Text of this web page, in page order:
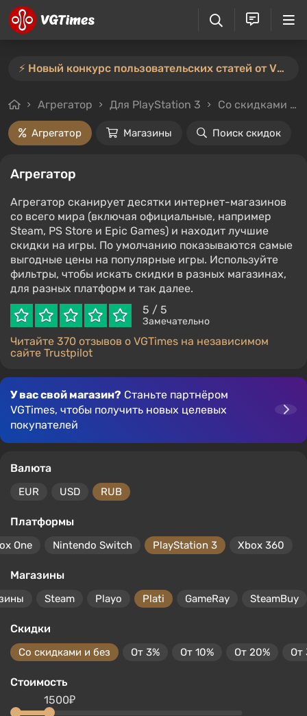
⚡️ Новый конкурс пользовательских статей от VGTimes — участвуйте тут ⚡️
Агрегатор Для PlayStation 3 Со скидками и без
Агрегатор Магазины Поиск скидок
Агрегатор
Агрегатор сканирует десятки интернет-магазинов
со всего мира (включая официальные, например
Steam, PS Store и Epic Games) и находит лучшие
скидки на игры. По умолчанию показываются самые
выгодные цены на популярные игры. Используйте
фильтры, чтобы искать скидки в разных магазинах,
для разных платформ и так далее.
5 / 5
Замечательно
Читайте 370 отзывов о VGTimes на независимом
сайте Trustpilot
У вас свой магазин? Станьте партнёром
VGTimes, чтобы получить новых целевых
покупателей
Валюта
EUR USD RUB
Платформы
One Nintendo Switch PlayStation 3 Xbox 360
Магазины
Steam Playo Plati GameRay SteamBuy
Скидки
Со скидками и без От 3% От 10% От 20% От
Стоимость
1500₽